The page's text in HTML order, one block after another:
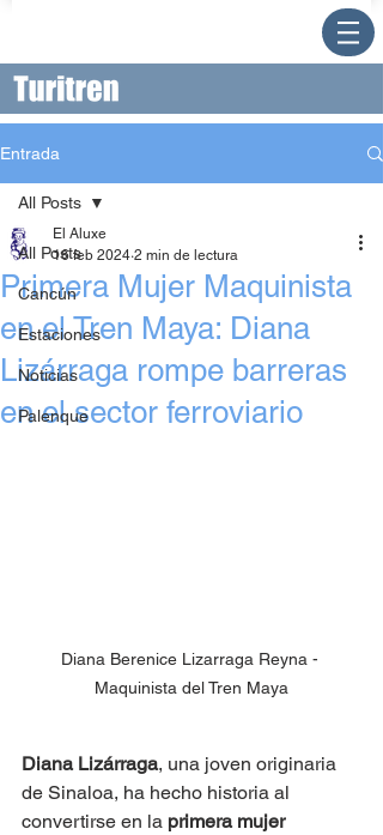
Entrada
All Posts
Cancún
Estaciones
Noticias
Palenque
All Posts
Primera Mujer Maquinista
en el Tren Maya: Diana
Lizárraga rompe barreras
en el sector ferroviario
El Aluxe
16 feb 2024 2 min de lectura
Diana Berenice Lizarraga Reyna -
Maquinista del Tren Maya
Diana Lizárraga, una joven originaria
de Sinaloa, ha hecho historia al
convertirse en la primera mujer